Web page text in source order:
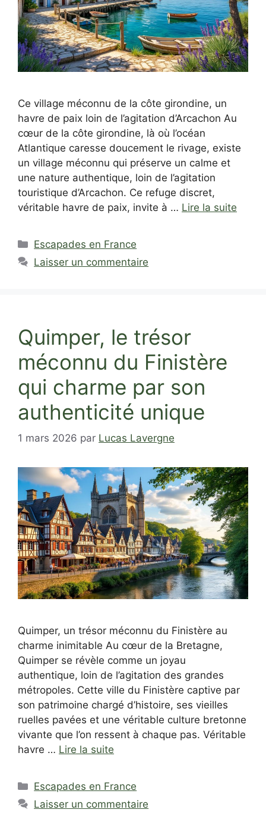
Ce village méconnu de la côte girondine, un
havre de paix loin de l’agitation d’Arcachon Au
cœur de la côte girondine, là où l’océan
Atlantique caresse doucement le rivage, existe
un village méconnu qui préserve un calme et
une nature authentique, loin de l’agitation
touristique d’Arcachon. Ce refuge discret,
véritable havre de paix, invite à … Lire la suite
Catégories
Escapades en France
Laisser un commentaire
Quimper, le trésor
méconnu du Finistère
qui charme par son
authenticité unique
1 mars 2026 par Lucas Lavergne
Quimper, un trésor méconnu du Finistère au
charme inimitable Au cœur de la Bretagne,
Quimper se révèle comme un joyau
authentique, loin de l’agitation des grandes
métropoles. Cette ville du Finistère captive par
son patrimoine chargé d’histoire, ses vieilles
ruelles pavées et une véritable culture bretonne
vivante que l’on ressent à chaque pas. Véritable
havre … Lire la suite
Catégories
Escapades en France
Laisser un commentaire